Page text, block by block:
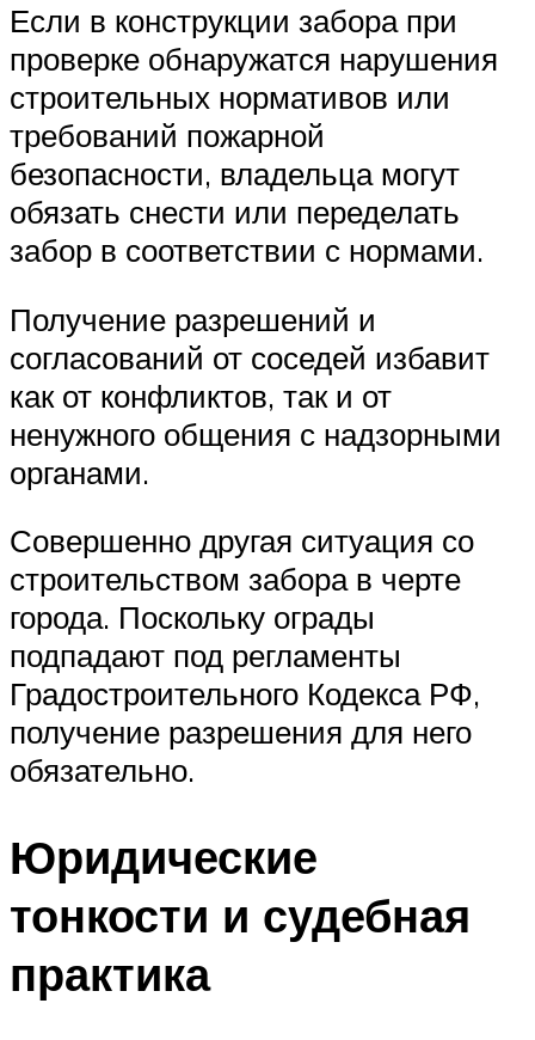
Если в конструкции забора при
проверке обнаружатся нарушения
строительных нормативов или
требований пожарной
безопасности, владельца могут
обязать снести или переделать
забор в соответствии с нормами.
Получение разрешений и
согласований от соседей избавит
как от конфликтов, так и от
ненужного общения с надзорными
органами.
Совершенно другая ситуация со
строительством забора в черте
города. Поскольку ограды
подпадают под регламенты
Градостроительного Кодекса РФ,
получение разрешения для него
обязательно.
Юридические
тонкости и судебная
практика